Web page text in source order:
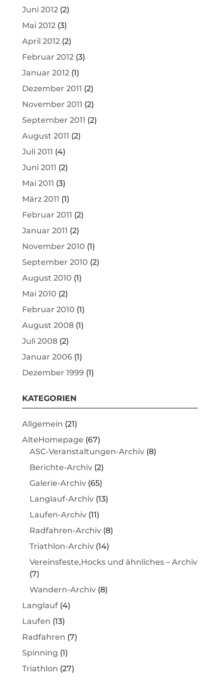
Juni 2012(2)
Mai 2012(3)
April 2012(2)
Februar 2012(3)
Januar 2012(1)
Dezember 2011 (2)
November 2011 (2)
September 2011 (2)
August 2011 (2)
Juli 2011 (4)
Juni 2011 (2)
Mai 2011 (3)
März 2011 (1)
Februar 2011 (2)
Januar 2011 (2)
November 2010 (1)
September 2010 (2)
August 2010 (1)
Mai 2010 (2)
Februar 2010 (1)
August 2008(1)
Juli 2008(2)
Januar 2006(1)
Dezember 1999 (1)
KATEGORIEN
Allgemein (21)
AlteHomepage (67)
ASC-Veranstaltungen-Archiv(8)
Berichte-Archiv(2)
Galerie-Archiv(65)
Langlauf-Archiv(13)
Laufen-Archiv(11)
Radfahren-Archiv(8)
Triathlon-Archiv(14)
Vereinsfeste,Hocks und ähnliches – Archiv
(7)
Wandern-Archiv(8)
Langlauf(4)
Laufen (13)
Radfahren (7)
Spinning (1)
Triathlon (27)